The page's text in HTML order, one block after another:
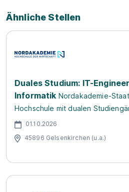
Ähnliche Stellen
Duales Studium: IT-
Informatik Nordakademie-
Hochschule mit dualen
01.10.2026
45896 Gelsenkirchen (u.a.)